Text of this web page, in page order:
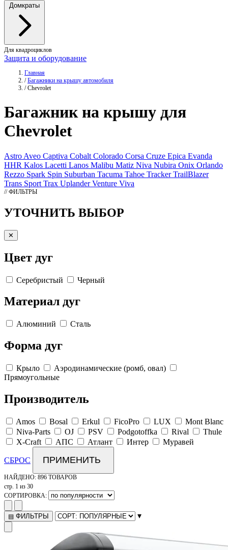
Домкраты
Для квадроциклов
Защита и оборудование
Главная
/ Багажники на крышу автомобиля
/ Chevrolet
Багажникна крышу для
Chevrolet
Astro Aveo Captiva Cobalt Colorado Corsa Cruze Epica Evanda
HHR Kalos Lacetti Lanos Malibu Matiz Niva Nubira Onix Orlando
Rezzo Spark Spin Suburban Tacuma Tahoe TrackerTrailBlazer
Trans Sport Trax UplanderVenture Viva
// ФИЛЬТРЫ
УТОЧНИТЬ ВЫБОР
✕
Цвет дуг
Серебристый Черный
Материал дуг
Алюминий Сталь
Форма дуг
Крыло
Аэродинамические (ромб, овал)
Прямоугольные
Производитель
Amos Bosal Erkul FicoPro LUX
Mont Blanc
Niva-Parts
OJ PSV Podgotoffka Rival
Thule
X-Craft
АПС Атлант Интер Муравей
СБРОС ПРИМЕНИТЬ
НАЙДЕНО: 896 ТОВАРОВ
стр. 1 из 30
СОРТИРОВКА:
▤ ФИЛЬТРЫ ▾